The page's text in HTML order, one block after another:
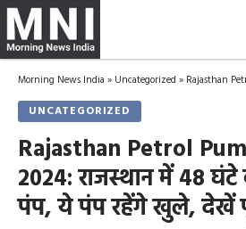
Morning News India » Uncategorized » Rajasthan Petrol Pump
UNCATEGORIZED
Rajasthan Petrol
2024: राजस्थान में 48 घंटे
पंप, ये पंप रहेंगे खुले, देखें